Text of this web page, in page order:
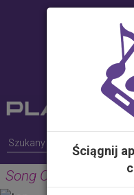
celu
plików
Song Of The Lonely
Ściągnij